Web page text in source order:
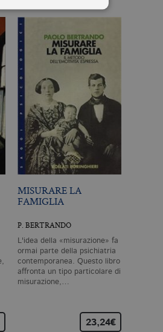
MISURARE LA
FAMIGLIA
P. BERTRANDO
L'idea della «misurazione» fa
ormai parte della psichiatria
contemporanea. Questo libro
affronta un tipo particolare di
misurazione,…
23,24€
Tecnici ed equiparati
Profilazione
sono strettamente
la funzionalità
principale come l'accesso
la gestione dell'account. Il
può essere utilizzato
senza i cookie
necessari. Col rispetto
previste dal Garante, i
sono equiparati ai
non necessitano del
Dominio
.bollatiboringhieri.it